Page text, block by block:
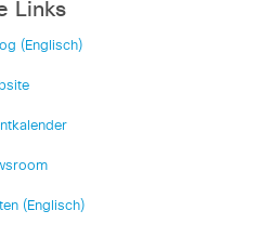
Links
(Englisch)
(Englisch)